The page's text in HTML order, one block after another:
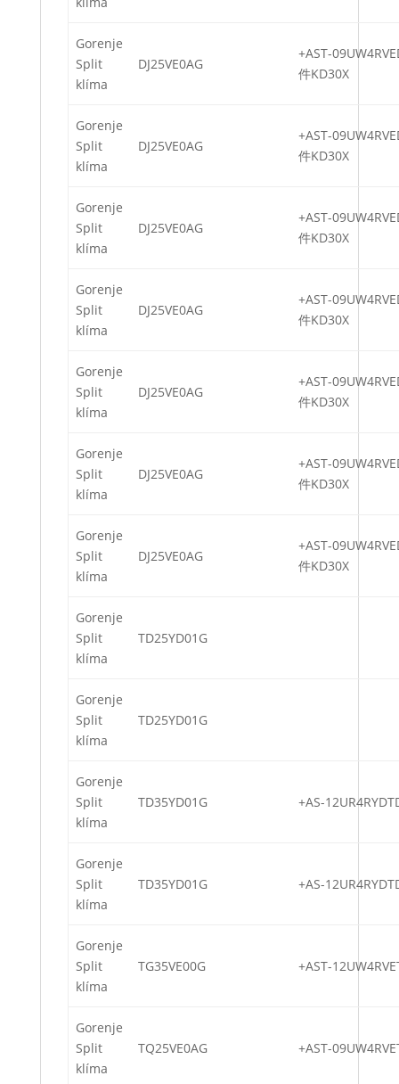
Gorenje
Split
klíma
DJ25VE0AG
+AST-
件KD30X
Gorenje
Split
klíma
DJ25VE0AG
+AST-
件KD30X
Gorenje
Split
klíma
DJ25VE0AG
+AST-
件KD30X
Gorenje
Split
klíma
DJ25VE0AG
+AST-
件KD30X
Gorenje
Split
klíma
DJ25VE0AG
+AST-
件KD30X
Gorenje
Split
klíma
DJ25VE0AG
+AST-
件KD30X
Gorenje
Split
klíma
DJ25VE0AG
+AST-
件KD30X
Gorenje
Split
klíma
TD25YD01G
Gorenje
Split
klíma
TD25YD01G
Gorenje
Split
klíma
TD35YD01G +AS-
Gorenje
Split
klíma
TD35YD01G +AS-
Gorenje
Split
klíma
TG35VE00G +AST-
Gorenje
Split
klíma
TQ25VE0AG +AST-